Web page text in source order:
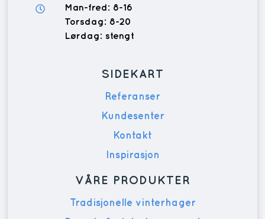
Man-fred: 8-16
Torsdag: 8-20
Lørdag: stengt
SIDEKART
Referanser
Kundesenter
Kontakt
Inspirasjon
VÅRE PRODUKTER
Tradisjonelle vinterhager